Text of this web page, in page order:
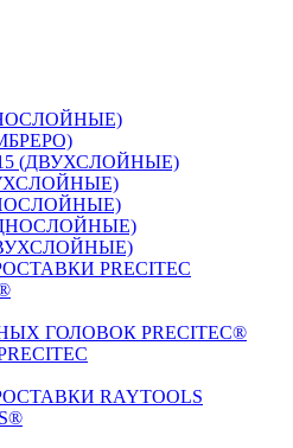
(ДВУХСЛОЙНЫЕ)
PRECITEC
ГОЛОВОК PRECITEC®
RAYTOOLS